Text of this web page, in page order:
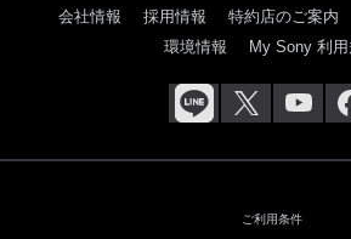
会社情報 採用情報 特約店のご案内
環境情報
My Sony 利用
ご利用条件